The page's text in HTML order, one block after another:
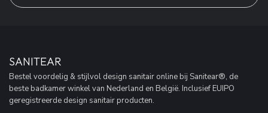
SANITEAR
Bestel voordelig & stijlvol design sanitair online bij Sanitear®, de
beste badkamer winkel van Nederland en België. Inclusief EUIPO
geregistreerde design sanitair producten.